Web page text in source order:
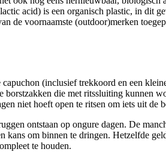
acid) is een organisch plastic, in dit
de voornaamste (outdoor)merken
(inclusief trekkoord en een
borstzakken die met ritssluiting kunnen
niet hoeft open te ritsen om iets uit de
ontstaan op ongure dagen. De
kans om binnen te dringen. Hetzelfde
te houden.